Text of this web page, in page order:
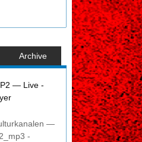
Archive
— Live -
—
-